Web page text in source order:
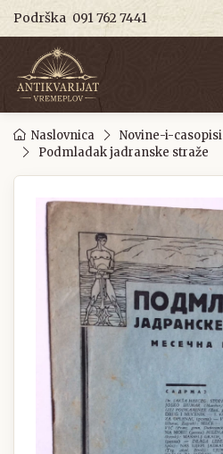
Podrška 091 762 7441
Naslovnica
Novine-i-casopisi
Podmladak jadranske straže